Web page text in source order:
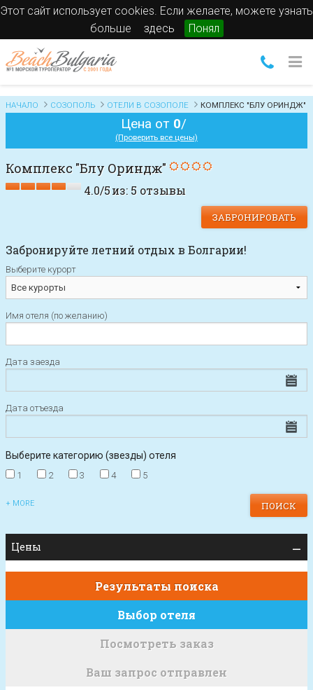
Этот сайт использует cookies. Если желаете, можете узнать
больше
здесь Понял
НАЧАЛО СОЗОПОЛЬ ОТЕЛИ В СОЗОПОЛЕ КОМПЛЕКС "БЛУ ОРИНДЖ"
Цена от 0/
(Проверить все цены)
Комплекс "Блу Ориндж"
4.0/5из:5 отзывы
ЗАБРОНИРОВАТЬ
Забронируйте летний отдых в Болгарии!
Выберите курорт
Имя отеля (по желанию)
Дата заезда
Дата отъезда
Выберите категорию (звезды) отеля
1 2 3 4 5
+ MORE
Цены
Результаты поиска
Выбор отеля
Посмотреть заказ
Ваш запрос отправлен